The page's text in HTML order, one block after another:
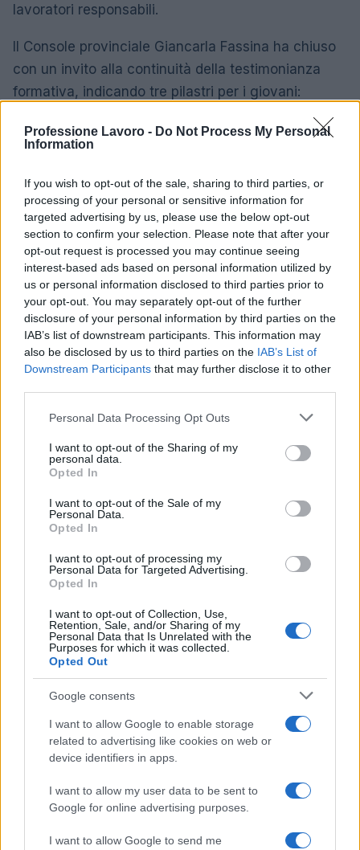
Professione Lavoro - Do Not Process My Personal
Information
If you wish to opt-out of the sale, sharing to third parties, or
processing of your personal or sensitive information for
targeted advertising by us, please use the below opt-out
section to confirm your selection. Please note that after your
opt-out request is processed you may continue seeing
interest-based ads based on personal information utilized by
us or personal information disclosed to third parties prior to
your opt-out. You may separately opt-out of the further
disclosure of your personal information by third parties on the
IAB’s list of downstream participants. This information may
also be disclosed by us to third parties on the IAB’s List of
Downstream Participants that may further disclose it to other
Please note that this website/app uses one or more Google
not limited to your visit or usage behaviour. You may click to
grant or deny consent to Google and its third-party tags to
use your data for below specified purposes in below Google
consent section.
Personal Data Processing Opt Outs
I want to opt-out of the Sharing of my
personal data.
Opted In
I want to opt-out of the Sale of my
Personal Data.
Opted In
I want to opt-out of processing my
Personal Data for Targeted Advertising.
Opted In
I want to opt-out of Collection, Use,
Retention, Sale, and/or Sharing of my
Personal Data that Is Unrelated with the
Purposes for which it was collected.
Opted Out
Google consents
I want to allow Google to enable storage
related to advertising like cookies on web or
device identifiers in apps.
I want to allow my user data to be sent to
Google for online advertising purposes.
I want to allow Google to send me
lavoratori responsabili.
Il Console provinciale Giancarla Fassina ha chiuso
con un invito alla continuità della testimonianza
formativa, indicando tre pilastri per i giovani:
. Questi valori sono
stati proposti come strumenti per affrontare il
responsabilità.
Tra momenti istituzionali e tenerezze rivolte ai più
piccoli, non sono mancati momenti di leggerezza: il
saluto dei comiciMarco e Pippoha contribuito a
rendere l’incontro accessibile e partecipato. Nel
complesso, la giornata ha ribadito il ruolo dei
Maestri del Lavoro come ponte tra esperienza,
imprese e scuola, consolidando un modello locale
di testimonianza formativa e di dialogo
AUTORE
Andrea Innocenti
Andrea Innocenti ha coordinato dall'estero il
rientro di una cronista napoletana durante una
consolati; è corrispondente esteri che
definisce linee editoriali sulla geopolitica. Nato
a Napoli, parla dialetto locale e mantiene
rapporti con ONG partenopee.